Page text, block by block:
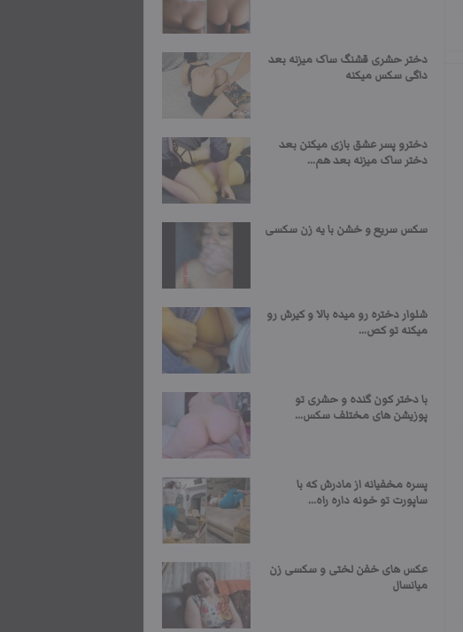
دختر حشری قشنگ ساک میزنه بعد
داگی سکس میکنه
دخترو پسر عشق بازی میکنن بعد
دختر ساک میزنه بعد هم...
سکس سریع و خشن با یه زن سکسی
شلوار دختره رو میده بالا و کیرش رو
میکنه تو کص...
با دختر کون گنده و حشری تو
پوزیشن های مختلف سکس...
پسره مخفیانه از مادرش که با
ساپورت تو خونه داره راه...
عکس های خفن لختی و سکسی زن
میانسال